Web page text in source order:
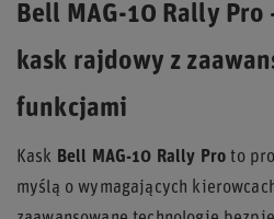
Bell MAG-10 Rally
kask rajdowy z
funkcjami
Kask Bell MAG-10 Rally Pro to
myślą o wymagających